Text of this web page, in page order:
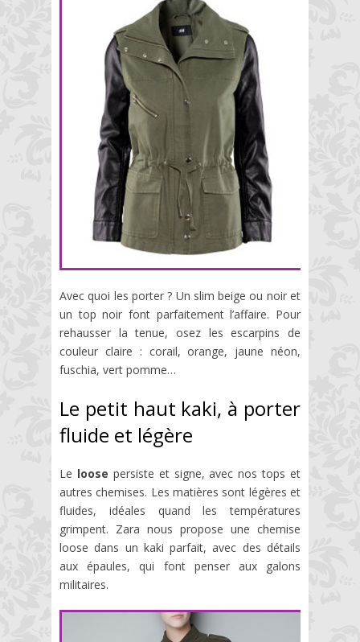
Avec quoi les porter ? Un slim beige ou noir et
un top noir font parfaitement l’affaire. Pour
rehausser la tenue, osez les escarpins de
couleur claire : corail, orange, jaune néon,
fuschia, vert pomme…
Le petit haut kaki, à porter
fluide et légère
Le loose persiste et signe, avec nos tops et
autres chemises. Les matières sont légères et
fluides, idéales quand les températures
grimpent. Zara nous propose une chemise
loose dans un kaki parfait, avec des détails
aux épaules, qui font penser aux galons
militaires.